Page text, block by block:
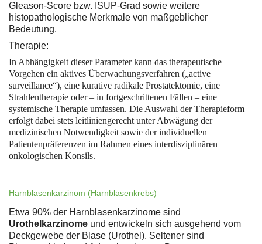
Gleason-Score bzw. ISUP-Grad sowie weitere
histopathologische Merkmale von maßgeblicher
Bedeutung.
Therapie:
In Abhängigkeit dieser Parameter kann das therapeutische
Vorgehen ein aktives Überwachungsverfahren („active
surveillance“), eine kurative radikale Prostatektomie, eine
Strahlentherapie oder – in fortgeschrittenen Fällen – eine
systemische Therapie umfassen. Die Auswahl der Therapieform
erfolgt dabei stets leitliniengerecht unter Abwägung der
medizinischen Notwendigkeit sowie der individuellen
Patientenpräferenzen im Rahmen eines interdisziplinären
onkologischen Konsils.
Harnblasenkarzinom (Harnblasenkrebs)
Etwa 90% der Harnblasenkarzinome sind
Urothelkarzinome und entwickeln sich ausgehend vom
Deckgewebe der Blase (Urothel). Seltener sind